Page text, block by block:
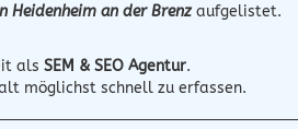
Heidenheim an der Brenzaufgelistet.
als SEM & SEO Agentur.
möglichst schnell zu erfassen.